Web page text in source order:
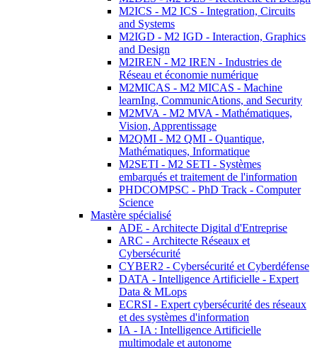
M2ICS - M2 ICS - Integration, Circuits
and Systems
M2IGD - M2 IGD - Interaction, Graphics
and Design
M2IREN - M2 IREN - Industries de
Réseau et économie numérique
M2MICAS - M2 MICAS - Machine
learnIng, CommunicAtions, and Security
M2MVA - M2 MVA - Mathématiques,
Vision, Apprentissage
M2QMI - M2 QMI - Quantique,
Mathématiques, Informatique
M2SETI - M2 SETI - Systèmes
embarqués et traitement de l'information
PHDCOMPSC - PhD Track - Computer
Science
Mastère spécialisé
ADE - Architecte Digital d'Entreprise
ARC - Architecte Réseaux et
Cybersécurité
CYBER2 - Cybersécurité et Cyberdéfense
DATA - Intelligence Artificielle - Expert
Data & MLops
ECRSI - Expert cybersécurité des réseaux
et des systèmes d'information
IA - IA : Intelligence Artificielle
multimodale et autonome